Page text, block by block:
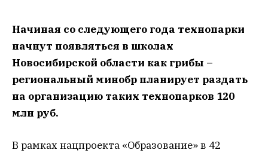
Начиная со следующего года технопарки
начнут появляться в школах
Новосибирской области как грибы –
региональный минобр планирует раздать
на организацию таких технопарков 120
млн руб.
В рамках нацпроекта «Образование» в 42